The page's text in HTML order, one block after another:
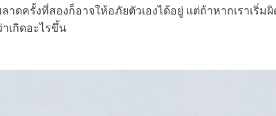
าดครั้งที่สองก็อาจให้อภัยตัวเองได้อยู่ แต่ถ้าหากเราเริ่ม
เกิดอะไรขึ้น